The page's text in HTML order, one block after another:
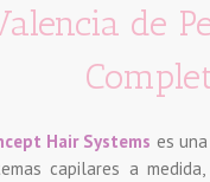
de
Hair Systems es
capilares a